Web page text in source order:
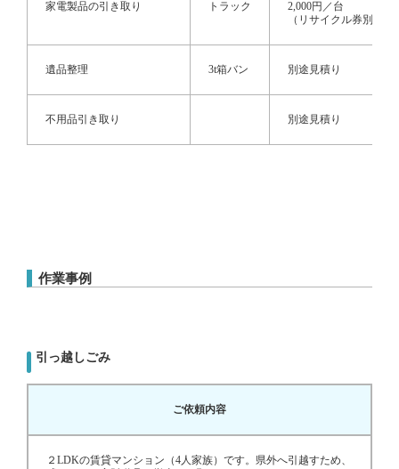
家電製品の引き取り トラック
2,000円／台
（リサイクル券別途）
遺品整理 3t箱バン 別途見積り
不用品引き取り 別途見積り
作業事例
引っ越しごみ
ご依頼内容
２LDKの賃貸マンション（4人家族）です。県外へ引越すため、